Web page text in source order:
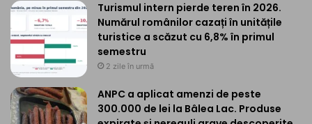
Turismul intern pierde teren în 2026.
Numărul românilor cazați în unitățile
turistice a scăzut cu 6,8% în primul
semestru
2 zile în urmă
ANPC a aplicat amenzi de peste
300.000 de lei la Bâlea Lac. Produse